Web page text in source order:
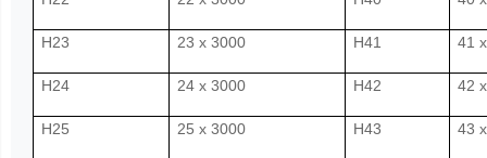
H23 23 x 3000 H41 41
H24 24 x 3000 H42 42
H25 25 x 3000 H43 43